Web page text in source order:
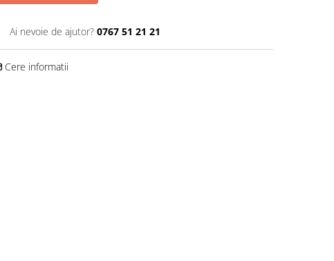
Ai nevoie de ajutor? 0767 51 21 21
Cere informatii